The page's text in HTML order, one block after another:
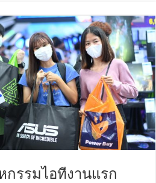
มหกรรมไอทีงานแรก